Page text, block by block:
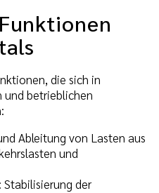
die sich in
und betrieblichen
Ableitung von Lasten aus
und
Stabilisierung der